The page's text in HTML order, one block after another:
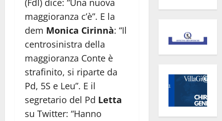
(FdI) dice: “Una nuova
maggioranza c’è”. E la
dem Monica Cirinnà: “Il
centrosinistra della
maggioranza Conte è
strafinito, si riparte da
Pd, 5S e Leu”. E il
segretario del Pd Letta
su Twitter: “Hanno